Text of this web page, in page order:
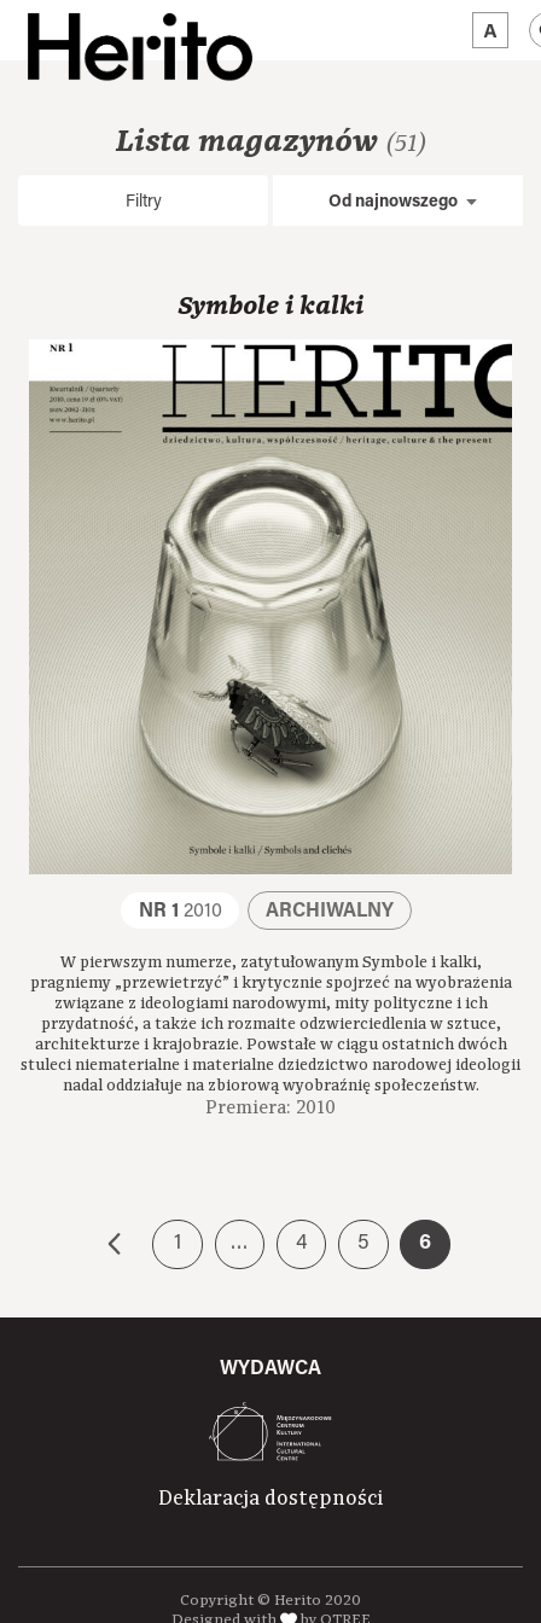
MAMY NA OKULista magazynów (51)
Filtry Od najnowszego
Symbole i kalki
NR 1 2010 ARCHIWALNY
W pierwszym numerze, zatytułowanym Symbole i kalki,
pragniemy „przewietrzyć” i krytycznie spojrzeć na wyobrażenia
związane z ideologiami narodowymi, mity polityczne i ich
przydatność, a także ich rozmaite odzwierciedlenia w sztuce,
architekturze i krajobrazie. Powstałe w ciągu ostatnich dwóch
stuleci niematerialne i materialne dziedzictwo narodowej ideologii
nadal oddziałuje na zbiorową wyobraźnię społeczeństw.
Premiera: 2010
1 … 4 5 6
WYDAWCA
Deklaracja dostępności
Copyright © Herito 2020